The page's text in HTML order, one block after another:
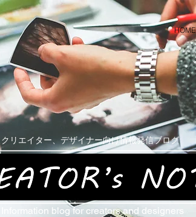
HOME
クリエイター、デザイナー向け情報発信ブログ
Information blog for creators and designers